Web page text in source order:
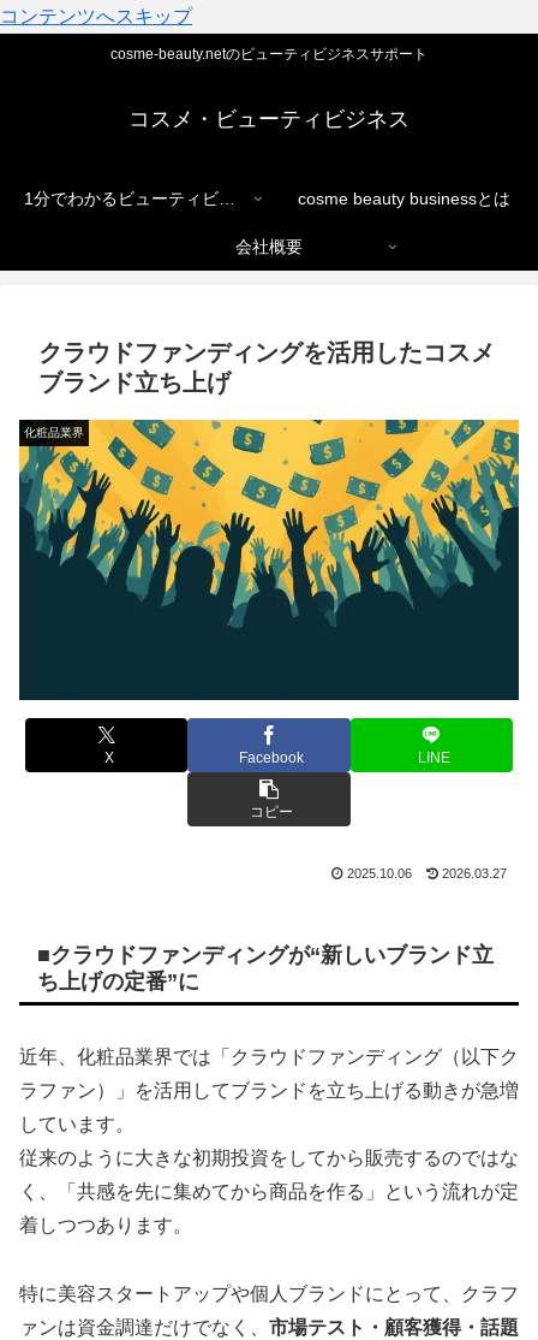
コンテンツへスキップ
cosme-beauty.netのビューティビジネスサポート
コスメ・ビューティビジネス
1分でわかるビューティビジネス cosme beauty businessとは
会社概要
クラウドファンディングを活用したコスメ
ブランド立ち上げ
化粧品業界
X Facebook LINE
コピー
2025.10.06 2026.03.27
■クラウドファンディングが“新しいブランド立
ち上げの定番”に
近年、化粧品業界では「クラウドファンディング（以下ク
ラファン）」を活用してブランドを立ち上げる動きが急増
しています。
従来のように大きな初期投資をしてから販売するのではな
く、「共感を先に集めてから商品を作る」という流れが定
着しつつあります。
特に美容スタートアップや個人ブランドにとって、クラフ
ァンは資金調達だけでなく、 市場テスト・顧客獲得・話題